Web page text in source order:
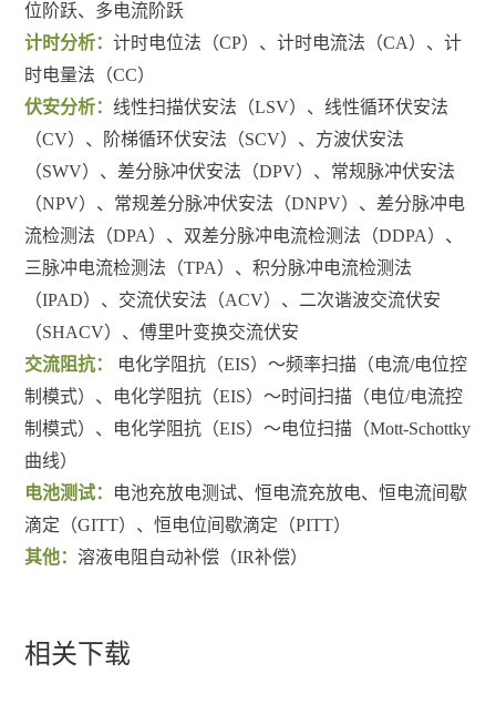
位阶跃、多电流阶跃
计时分析： 计时电位法（CP）、计时电流法（CA）、计
时电量法（CC）
伏安分析： 线性扫描伏安法（LSV）、线性循环伏安法
（CV）、阶梯循环伏安法（SCV）、方波伏安法
（SWV）、差分脉冲伏安法（DPV）、常规脉冲伏安法
（NPV）、常规差分脉冲伏安法（DNPV）、差分脉冲电
流检测法（DPA）、双差分脉冲电流检测法（DDPA）、
三脉冲电流检测法（TPA）、积分脉冲电流检测法
（IPAD）、交流伏安法（ACV）、二次谐波交流伏安
（SHACV）、傅里叶变换交流伏安
交流阻抗：
电化学阻抗（EIS）～频率扫描（电流/电位控
制模式）、电化学阻抗（EIS）～时间扫描（电位/电流控
制模式）、电化学阻抗（EIS）～电位扫描（Mott-Schottky
曲线）
电池测试：
电池充放电测试、恒电流充放电、恒电流间歇
滴定（GITT）、恒电位间歇滴定（PITT）
其他： 溶液电阻自动补偿（IR补偿）
相关下载